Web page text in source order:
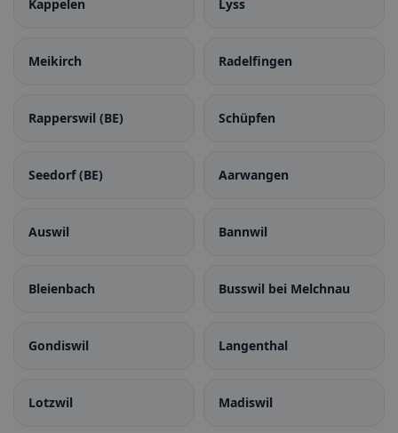
Kappelen Lyss
Meikirch Radelfingen
Rapperswil (BE) Schüpfen
Seedorf (BE) Aarwangen
Auswil Bannwil
Bleienbach Busswil bei Melchnau
Gondiswil Langenthal
Lotzwil Madiswil